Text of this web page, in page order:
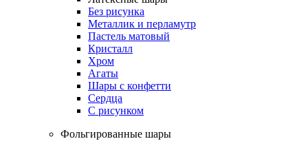
Без рисунка
Металлик и перламутр
Пастель матовый
Кристалл
Хром
Агаты
Шары с конфетти
Сердца
С рисунком
Фольгированные шары